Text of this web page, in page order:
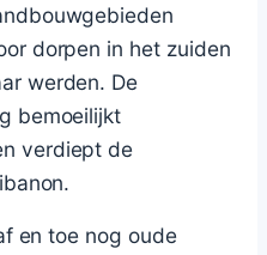
dorpen in het zuiden
werden. De
bemoeilijkt
verdiept de
en toe nog oude